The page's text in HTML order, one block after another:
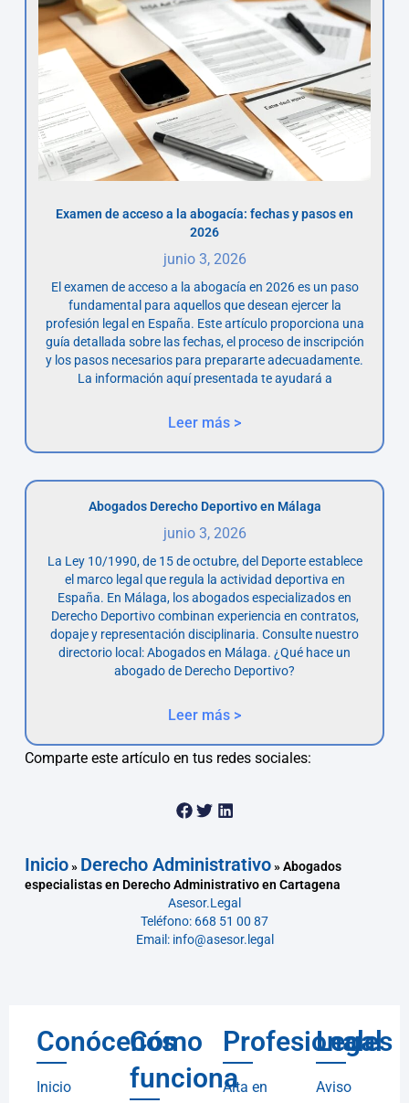
Examen de acceso a la abogacía: fechas y pasos en
2026
junio 3, 2026
El examen de acceso a la abogacía en 2026 es un paso
fundamental para aquellos que desean ejercer la
profesión legal en España. Este artículo proporciona una
guía detallada sobre las fechas, el proceso de inscripción
y los pasos necesarios para prepararte adecuadamente.
La información aquí presentada te ayudará a
Leer más >
Abogados Derecho Deportivo en Málaga
junio 3, 2026
La Ley 10/1990, de 15 de octubre, del Deporte establece
el marco legal que regula la actividad deportiva en
España. En Málaga, los abogados especializados en
Derecho Deportivo combinan experiencia en contratos,
dopaje y representación disciplinaria. Consulte nuestro
directorio local: Abogados en Málaga. ¿Qué hace un
abogado de Derecho Deportivo?
Leer más >
Comparte este artículo en tus redes sociales:
Inicio» Derecho Administrativo»Abogados
especialistas en Derecho Administrativo en Cartagena
Asesor.Legal
Teléfono: 668 51 00 87
Email: info@asesor.legal
Conócenos
Inicio
Cómo
funciona
Profesionales
Alta en
Legal
Aviso